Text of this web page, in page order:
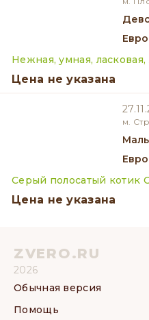
Нежная, умная,
Цена не указана
м.
Серый полосатый котик
Цена не указана
ZVERO.RU
2026
Обычная версия
Помощь